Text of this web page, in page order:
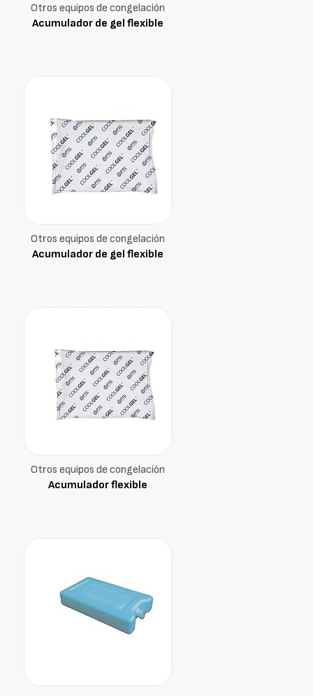
Otros equipos de congelación
Acumulador de gel flexible
Otros equipos de congelación
Acumulador de gel flexible
Otros equipos de congelación
Acumulador flexible